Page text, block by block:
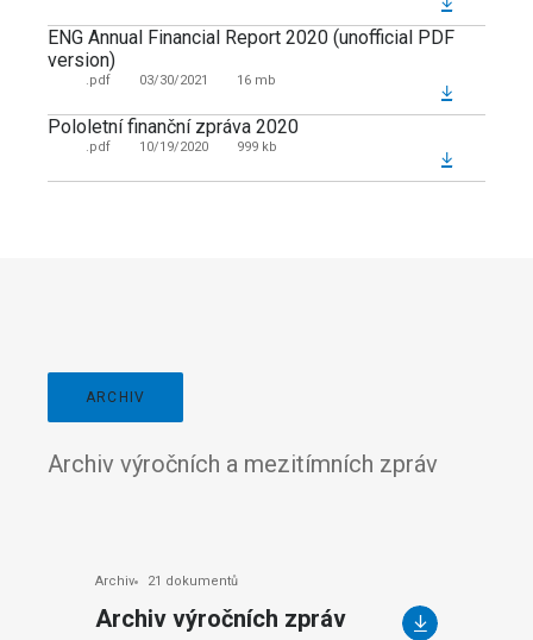
ENG Annual Financial Report 2020 (unofficial PDF
version)
.pdf 03/30/2021 16 mb
Pololetní finanční zpráva 2020
.pdf 10/19/2020 999 kb
Archiv výročních a mezitímních zpráv
ARCHIV
Archiv 21 dokumentů
Archiv výročních zpráv